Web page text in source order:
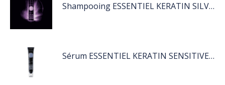
Shampooing ESSENTIEL KERATIN SILVER 250ML
Sérum ESSENTIEL KERATIN SENSITIVE 40 ML